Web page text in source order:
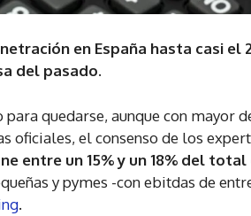
en España hasta casi el
del pasado.
para quedarse, aunque con mayor
oficiales, el consenso de los
entre un 15% y un 18% del total
y pymes -con ebitdas de
.